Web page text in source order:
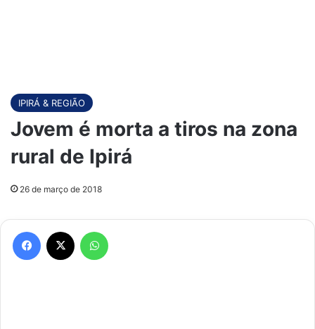
IPIRÁ & REGIÃO
Jovem é morta a tiros na zona
rural de Ipirá
26 de março de 2018